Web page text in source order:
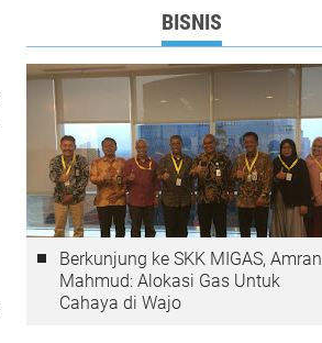
BISNIS
Berkunjung ke SKK MIGAS, Amran
Mahmud: Alokasi Gas Untuk
Cahaya di Wajo